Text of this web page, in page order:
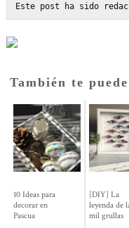
Este post ha sido
También te
10 Ideas para
decorar en
Pascua
[DIY] La
leyenda de
mil grullas